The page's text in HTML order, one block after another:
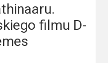
filmu D-